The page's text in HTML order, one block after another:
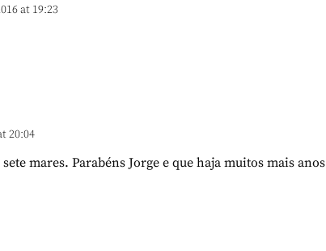
at 19:23
20:04
mares. Parabéns Jorge e que haja muitos mais anos